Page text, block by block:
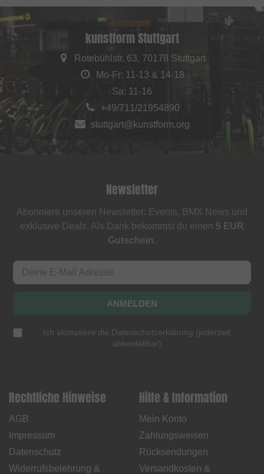
kunstform Stuttgart
Rotebühlstr. 63, 70178 Stuttgart
Mo-Fr: 11-13 & 14-18
Sa: 11-16
+49/711/21954890
stuttgart@kunstform.org
Newsletter
Abonniere unseren Newsletter: Events, BMX News und
exklusive Deals. Als Dank bekommst du einen 5 EUR
Gutschein.
ANMELDEN
Ich akzeptiere die Datenschutzerklärung (jederzeit
abbestellbar)
Rechtliche Hinweise
AGB
Impressum
Datenschutz
Widerrufsbelehrung &
Hilfe & Information
Mein Konto
Zahlungsweisen
Rücksendungen
Versandkosten &